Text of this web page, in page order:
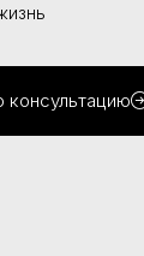
консультацию